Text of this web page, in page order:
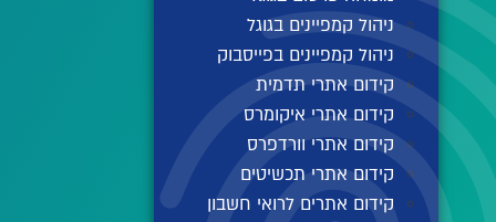
ניהול קמפיינים בגוגל
ניהול קמפיינים בפייסבוק
קידום אתרי תדמית
קידום אתרי איקומרס
קידום אתרי וורדפרס
קידום אתרי תכשיטים
קידום אתרים לרואי חשבון